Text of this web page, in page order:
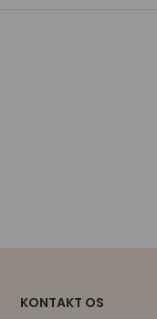
KONTAKT OS